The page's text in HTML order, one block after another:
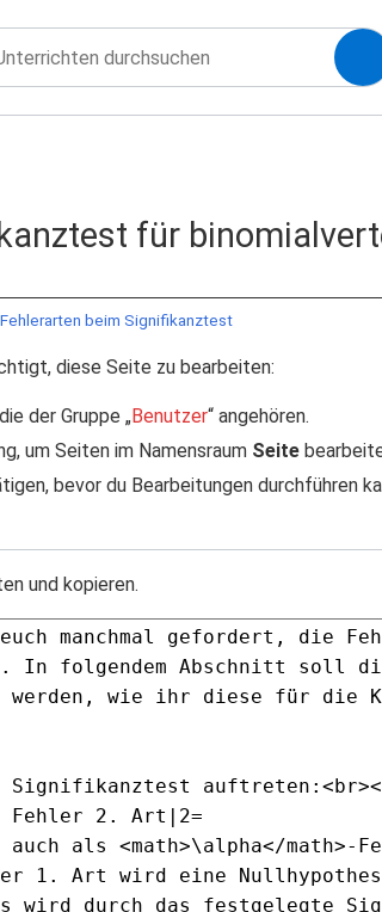
für
beim Signifikanztest
diese Seite zu bearbeiten:
der Gruppe „Benutzer“ angehören.
um Seiten im Namensraum Seite
bevor du Bearbeitungen durchführen
und kopieren.